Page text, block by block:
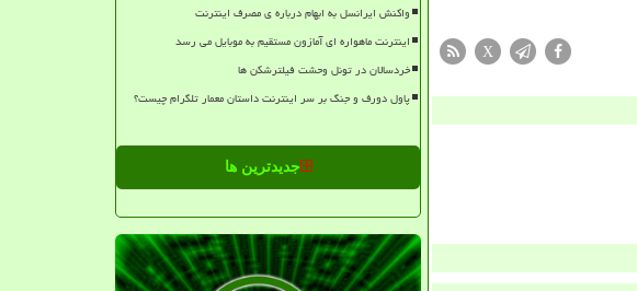
X
واکنش ایرانسل به ابهام درباره ی مصرف اینترنت
اینترنت ماهواره ای آمازون مستقیم به موبایل می رسد
خردسالان در تونل وحشت فیلترشکن ها
پاول دورف و جنگ بر سر اینترنت داستان معمار تلگرام چیست؟
جدیدترین ها